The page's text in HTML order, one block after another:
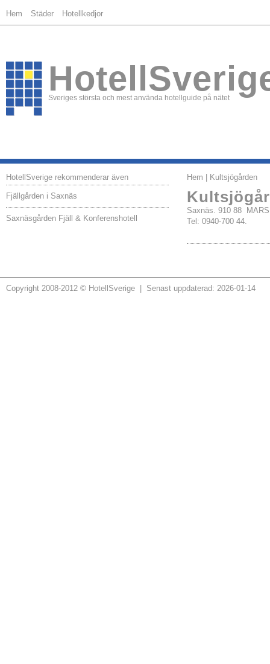
Hem Städer Hotellkedjor
Sveriges största och mest använda hotellguide på nätet
HotellSverige rekommenderar även
Fjällgården i Saxnäs
Saxnäsgården Fjäll & Konferenshotell
Hem | Kultsjögården
Saxnäs. 910 88
Tel: 0940-700 44.
Copyright 2008-2012 © HotellSverige | Senast uppdaterad: 2026-01-14